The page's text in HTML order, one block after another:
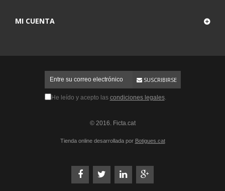
MI CUENTA
SUSCRIBIRSE
He leído y acepto las condiciones legales.
© 2016. Ficta.cat
Tienda online desarrollada por Botigues.cat